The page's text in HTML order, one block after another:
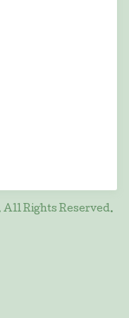
All Rights Reserved.